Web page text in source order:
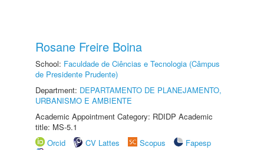
Rosane Freire Boina
School: Faculdade de Ciências e Tecnologia (Câmpus
de Presidente Prudente)
Department: DEPARTAMENTO DE PLANEJAMENTO,
URBANISMO E AMBIENTE
Academic Appointment Category: RDIDP Academic
title: MS-5.1
Orcid
CV Lattes Scopus
Fapesp